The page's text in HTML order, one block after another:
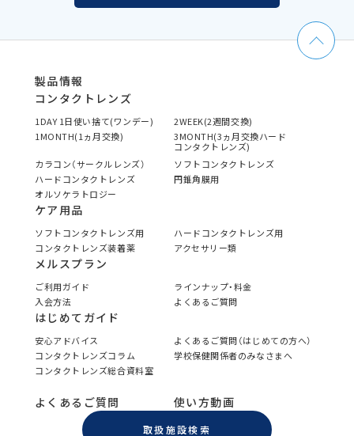
製品情報
コンタクトレンズ
1DAY 1日使い捨て(ワンデー)
2WEEK(2週間交換)
1MONTH(1ヵ月交換)
3MONTH(3ヵ月交換ハード
コンタクトレンズ)
カラコン（サークルレンズ）
ソフトコンタクトレンズ
ハードコンタクトレンズ
円錐角膜用
オルソケラトロジー
ケア用品
ソフトコンタクトレンズ用
ハードコンタクトレンズ用
コンタクトレンズ装着薬
アクセサリー類
メルスプラン
ご利用ガイド
ラインナップ・料金
入会方法
よくあるご質問
はじめてガイド
安心アドバイス
よくあるご質問（はじめての方へ）
コンタクトレンズコラム
学校保健関係者のみなさまへ
コンタクトレンズ総合資料室
よくあるご質問 使い方動画
取扱施設検索